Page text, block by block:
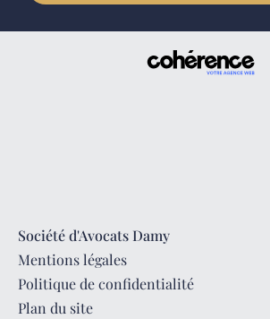
Société d'Avocats Damy
Mentions légales
Politique de confidentialité
Plan du site